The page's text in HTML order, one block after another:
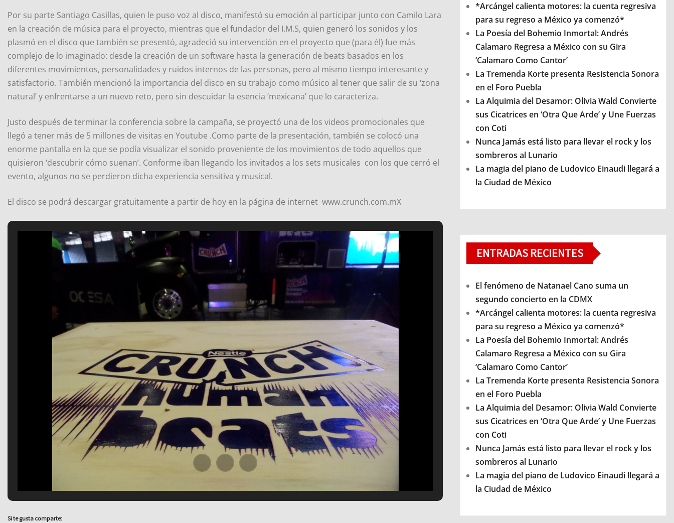
Por su parte Santiago Casillas, quien le puso voz al disco, manifestó su emoción al participar junto con Camilo Lara
en la creación de música para el proyecto, mientras que el fundador del I.M.S, quien generó los sonidos y los
plasmó en el disco que también se presentó, agradeció su intervención en el proyecto que (para él) fue más
complejo de lo imaginado: desde la creación de un software hasta la generación de beats basados en los
diferentes movimientos, personalidades y ruidos internos de las personas, pero al mismo tiempo interesante y
satisfactorio. También mencionó la importancia del disco en su trabajo como músico al tener que salir de su ‘zona
natural’ y enfrentarse a un nuevo reto, pero sin descuidar la esencia ‘mexicana’ que lo caracteriza.
Justo después de terminar la conferencia sobre la campaña, se proyectó una de los videos promocionales que
llegó a tener más de 5 millones de visitas en Youtube .Como parte de la presentación, también se colocó una
enorme pantalla en la que se podía visualizar el sonido proveniente de los movimientos de todo aquellos que
quisieron ‘descubrir cómo suenan’. Conforme iban llegando los invitados a los sets musicales con los que cerró el
evento, algunos no se perdieron dicha experiencia sensitiva y musical.
El disco se podrá descargar gratuitamente a partir de hoy en la página de internet www.crunch.com.mX
Si te gusta comparte:
*Arcángel calienta motores: la cuenta regresiva
para su regreso a México ya comenzó*
La Poesía del Bohemio Inmortal: Andrés
Calamaro Regresa a México con su Gira
‘Calamaro Como Cantor’
La Tremenda Korte presenta Resistencia Sonora
en el Foro Puebla
La Alquimia del Desamor: Olivia Wald Convierte
sus Cicatrices en ‘Otra Que Arde’ y Une Fuerzas
con Coti
Nunca Jamás está listo para llevar el rock y los
sombreros al Lunario
La magia del piano de Ludovico Einaudi llegará a
la Ciudad de México
ENTRADAS RECIENTES
El fenómeno de Natanael Cano suma un
segundo concierto en la CDMX
*Arcángel calienta motores: la cuenta regresiva
para su regreso a México ya comenzó*
La Poesía del Bohemio Inmortal: Andrés
Calamaro Regresa a México con su Gira
‘Calamaro Como Cantor’
La Tremenda Korte presenta Resistencia Sonora
en el Foro Puebla
La Alquimia del Desamor: Olivia Wald Convierte
sus Cicatrices en ‘Otra Que Arde’ y Une Fuerzas
con Coti
Nunca Jamás está listo para llevar el rock y los
sombreros al Lunario
La magia del piano de Ludovico Einaudi llegará a
la Ciudad de México